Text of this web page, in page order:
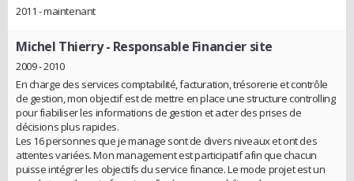
2011 - maintenant
Michel Thierry- Responsable Financier site
2009 - 2010
En charge des services comptabilité, facturation, trésorerie et contrôle
de gestion, mon objectif est de mettre en place une structure controlling
pour fiabiliser les informations de gestion et acter des prises de
décisions plus rapides.
Les 16 personnes que je manage sont de divers niveaux et ont des
attentes variées. Mon management est participatif afin que chacun
puisse intégrer les objectifs du service finance. Le mode projet est un